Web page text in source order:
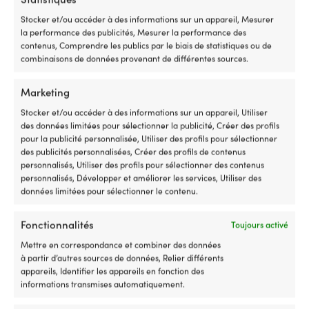
Stocker et/ou accéder à des informations sur un appareil, Mesurer
la performance des publicités, Mesurer la performance des
contenus, Comprendre les publics par le biais de statistiques ou de
combinaisons de données provenant de différentes sources.
Marketing
Stocker et/ou accéder à des informations sur un appareil, Utiliser
des données limitées pour sélectionner la publicité, Créer des profils
pour la publicité personnalisée, Utiliser des profils pour sélectionner
des publicités personnalisées, Créer des profils de contenus
personnalisés, Utiliser des profils pour sélectionner des contenus
personnalisés, Développer et améliorer les services, Utiliser des
données limitées pour sélectionner le contenu.
Fonctionnalités
Toujours activé
Mettre en correspondance et combiner des données
à partir d’autres sources de données, Relier différents
appareils, Identifier les appareils en fonction des
informations transmises automatiquement.
Px cons.24,74€Le
prix
12,57 €Le
prix
TVA incl.
140 EN STOCK Px cons.21,98€
prix
TVA incl.
178 EN STOCK
Amarre avec œil épissé NOCK
Smögen, polyester 24-tressé,
Ø14 mm, 10 mètres, bleu
marine
Amarre avec œil épissé NOCK
Smögen, polyester 24-tresses,
Ø14 mm, 6 mètres, noir
99 EN STOCK